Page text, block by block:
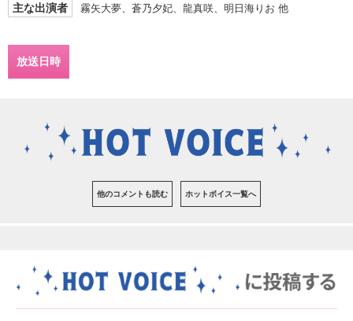
主な出演者 霧矢大夢、蒼乃夕妃、龍真咲、明日海りお 他
放送日時
他のコメントも読む ホットボイス一覧へ